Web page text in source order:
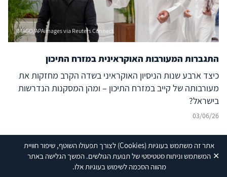
אתר זה משתמש בעוגיות(Cookies) לצורך תפעולו השוטף, שיפור חוויית
המשתמש וניתוח סטטיסטי של תנועת הגולשים. המשך הגלישה באתר
מהווה הסכמה לשימוש בעוגיות אלו.
✕
IMAGO/APAimages via Reuters Connect
התגברות המעורבות האוקראינית במזרח התיכון
כיצד ארבע שנות הניסיון האוקראיני בשדה הקרב מחזקות את
מעורבותה של קייב במזרח התיכון – ומהן המסקנות הנדרשות
בישראל?
03/06/26